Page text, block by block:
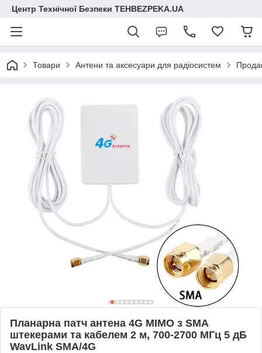
Центр Технічної Безпеки TEHBEZPEKA.UA
Товари Антени та аксесуари для радіосистем
Планарна патч антена 4G MIMO з SMA
штекерами та кабелем 2 м, 700-2700 МГц 5 дБ
WavLink SMA/4G